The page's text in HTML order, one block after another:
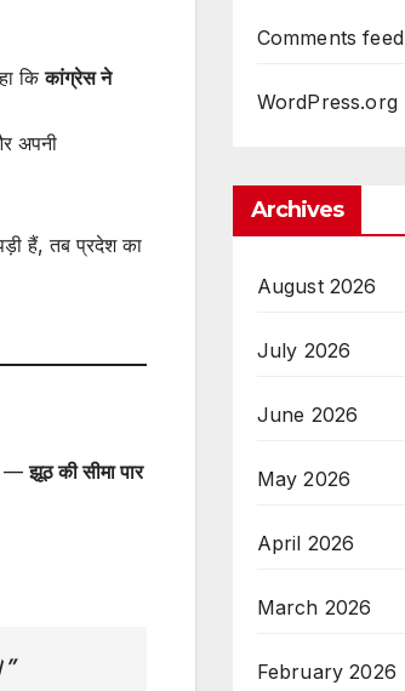
किकांग्रेस ने
अपनी
हैं, तब प्रदेश का
—झूठ की सीमा पार
Comments feed
WordPress.org
Archives
August 2026
July 2026
June 2026
May 2026
April 2026
March 2026
February 2026